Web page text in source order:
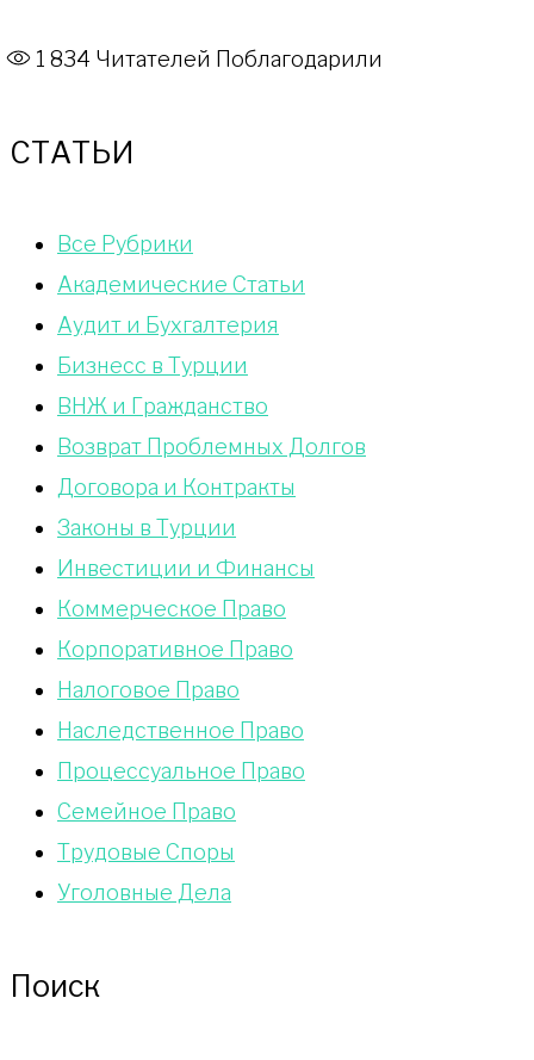
1 834 Читателей Поблагодарили
СТАТЬИ
Bce Pyбрики
Академические Статьи
Аудит и Бухгалтерия
Бизнесс в Турции
ВНЖ и Гражданство
Возврат Проблемных Долгов
Договора и Контракты
Законы в Турции
Инвестиции и Финансы
Коммерческое Право
Корпоративное Право
Налоговое Право
Наследственное Право
Процессуальное Право
Сeмейное Право
Трудовые Споры
Уголовные Дела
Поиск